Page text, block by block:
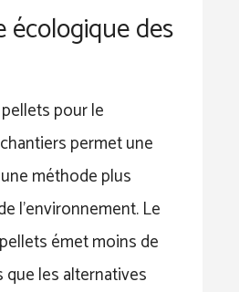
écologique des
pour le
permet une
méthode plus
l’environnement. Le
émet moins de
les alternatives